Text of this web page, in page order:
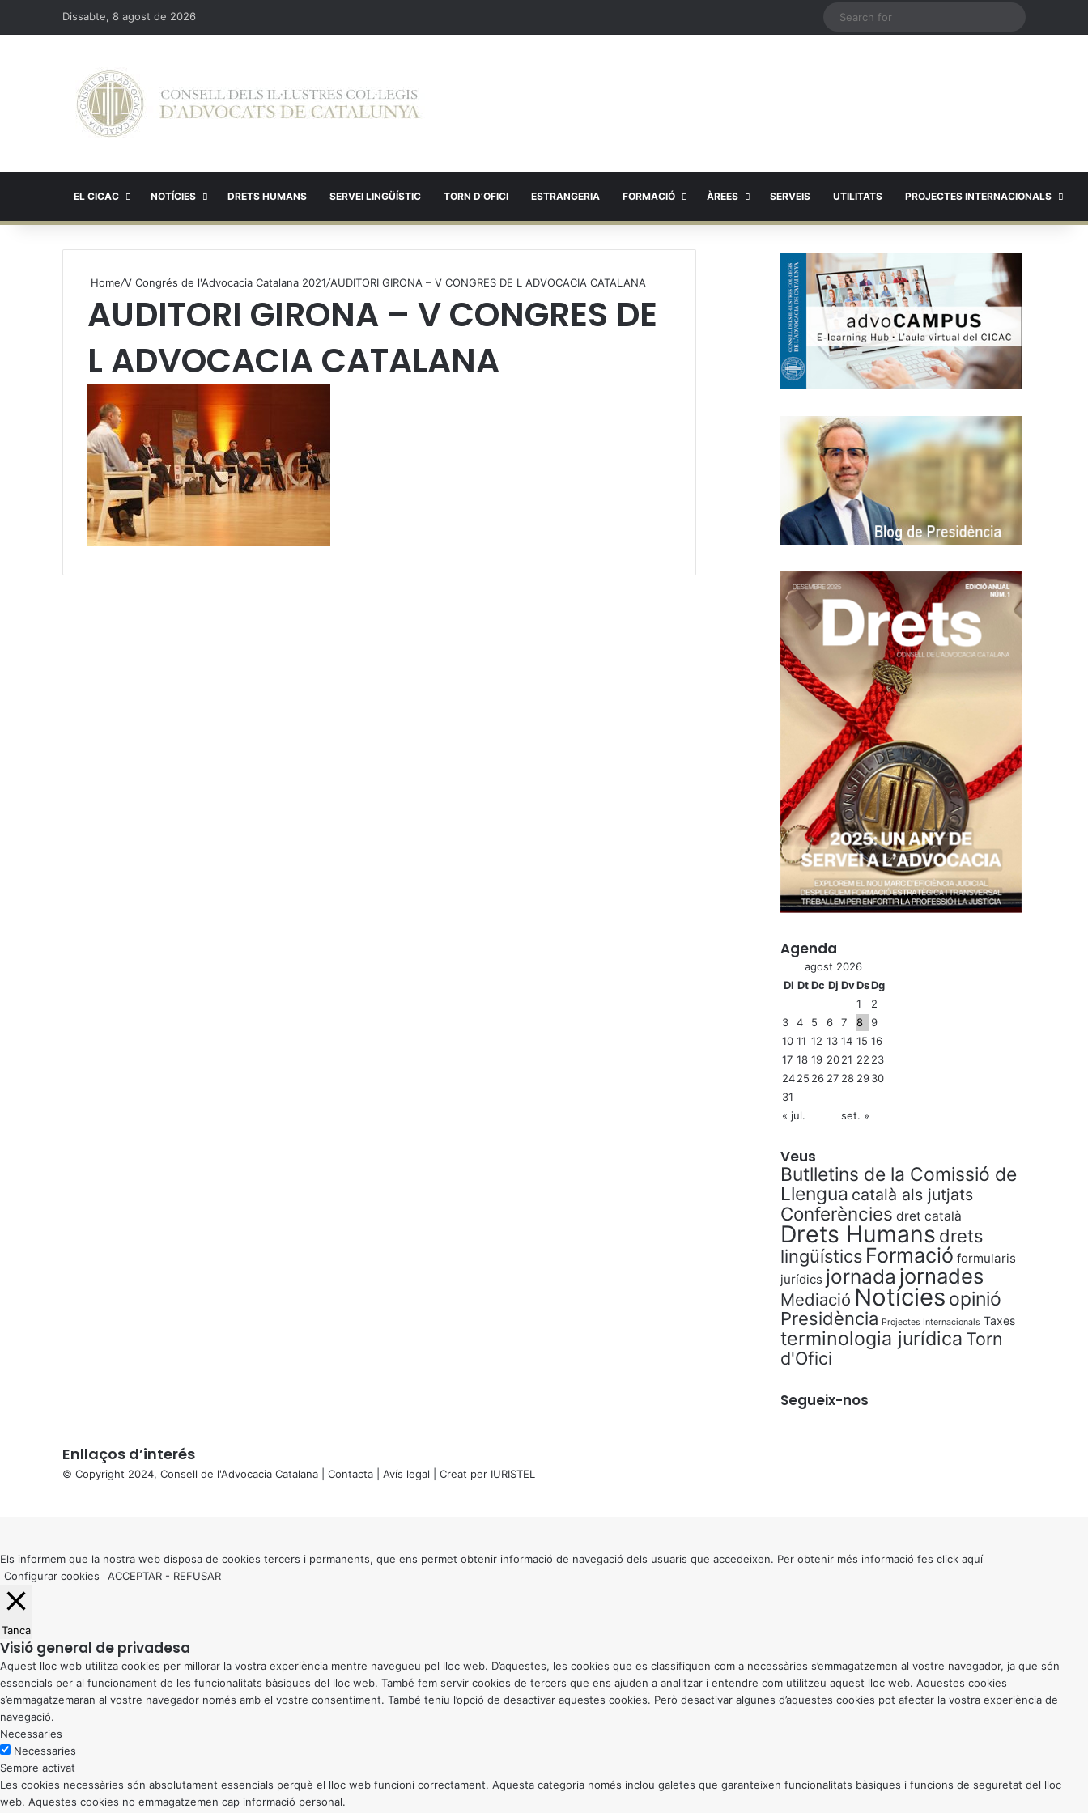
Dissabte, 8 agost de 2026
EL CICAC NOTÍCIES DRETS HUMANS SERVEI LINGÜÍSTIC TORN D’OFICI ESTRANGERIA FORMACIÓ ÀREES SERVEIS UTILITATS PROJECTES INTERNACIONALS
Home/V Congrés de l'Advocacia Catalana 2021/AUDITORI GIRONA – V CONGRES DE L ADVOCACIA CATALANA
AUDITORI GIRONA – V CONGRES DE
L ADVOCACIA CATALANA
Agenda
agost 2026
Dl Dt Dc Dj DvDsDg
1
2
3
4 5 6 7 8
9
10 11 12 13 14 15 16
17 18 19 2021 22 23
2425 26 27 28 2930
31
« jul.
set. »
Veus
Butlletins de la Comissió de
Llengua català als jutjats
Conferències dret català
Drets Humans drets
lingüístics Formació formularis
jurídics jornada jornades
Mediació Notícies opinió
Presidència Projectes Internacionals Taxes
terminologia jurídica Torn
d'Ofici
Segueix-nos
Enllaços d’interés
© Copyright 2024, Consell de l'Advocacia Catalana | Contacta Avís legal | Creat per IURISTEL
button
Els informem que la nostra web disposa de cookies tercers i permanents, que ens permet obtenir informació de navegació dels usuaris que accedeixen. Per obtenir més informació fes click aquí
Configurar cookies
ACCEPTAR - REFUSAR
Tanca
Visió general de privadesa
Aquest lloc web utilitza cookies per millorar la vostra experiència mentre navegueu pel lloc web. D’aquestes, les cookies que es classifiquen com a necessàries s’emmagatzemen al vostre navegador, ja que són
essencials per al funcionament de les funcionalitats bàsiques del lloc web. També fem servir cookies de tercers que ens ajuden a analitzar i entendre com utilitzeu aquest lloc web. Aquestes cookies
s’emmagatzemaran al vostre navegador només amb el vostre consentiment. També teniu l’opció de desactivar aquestes cookies. Però desactivar algunes d’aquestes cookies pot afectar la vostra experiència de
navegació.
Necessaries
Necessaries
Sempre activat
Les cookies necessàries són absolutament essencials perquè el lloc web funcioni correctament. Aquesta categoria només inclou galetes que garanteixen funcionalitats bàsiques i funcions de seguretat del lloc
web. Aquestes cookies no emmagatzemen cap informació personal.